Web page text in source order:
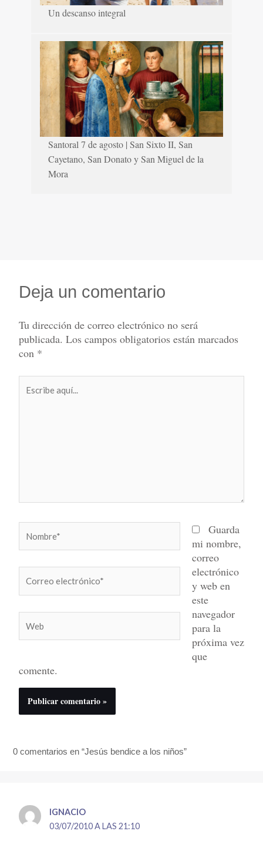
Un descanso integral
Santoral 7 de agosto | San Sixto II, San
Cayetano, San Donato y San Miguel de la
Mora
Deja un comentario
Tu dirección de correo electrónico no será
publicada. Los campos obligatorios están marcados
con *
aquí...
electrónico*
Guarda
mi nombre,
correo
electrónico
y web en
este
navegador
para la
próxima vez
que
comente.
0 comentarios en “Jesús bendice a los niños”
IGNACIO
03/07/2010 A LAS 21:10